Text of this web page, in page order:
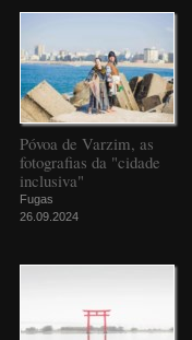
Póvoa de Varzim, as
fotografias da "cidade
inclusiva"
Fugas
26.09.2024